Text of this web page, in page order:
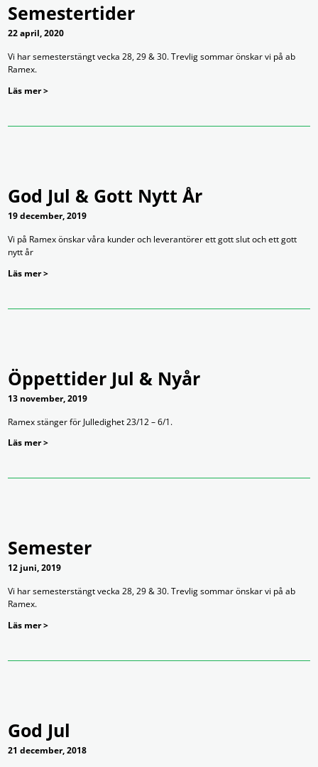
Semestertider
22 april, 2020
Vi har semesterstängt vecka 28, 29 & 30. Trevlig sommar önskar vi på ab
Ramex.
Läs mer >
God Jul & Gott Nytt År
19 december, 2019
Vi på Ramex önskar våra kunder och leverantörer ett gott slut och ett gott
nytt år
Läs mer >
Öppettider Jul & Nyår
13 november, 2019
Ramex stänger för Julledighet 23/12 – 6/1.
Läs mer >
Semester
12 juni, 2019
Vi har semesterstängt vecka 28, 29 & 30. Trevlig sommar önskar vi på ab
Ramex.
Läs mer >
God Jul
21 december, 2018